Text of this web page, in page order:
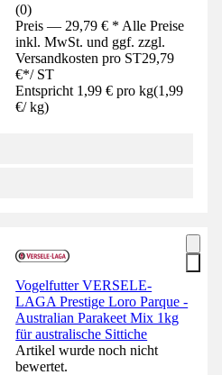
(0)
Preis — 29,79 € * Alle Preise
inkl. MwSt. und ggf. zzgl.
Versandkosten pro ST29,79
€*/ ST
Entspricht 1,99 € pro kg(1,99
€/ kg)
Vogelfutter VERSELE-
LAGA Prestige Loro Parque -
Australian Parakeet Mix 1kg
für australische Sittiche
Artikel wurde noch nicht
bewertet.